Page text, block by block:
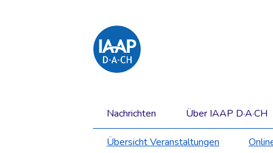
zum
Inhalt
springen
Navigation
überspringen
Hauptnavigation
Nachrichten Über IAAP D·A·CH
Navigation
Untermenü
Übersicht Veranstaltungen